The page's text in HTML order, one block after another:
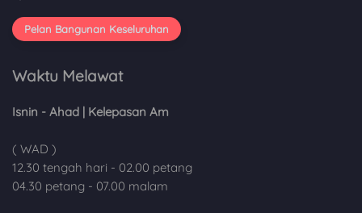
Pelan Bangunan Keseluruhan
Waktu Melawat
Isnin - Ahad | Kelepasan Am
( WAD )
12.30 tengah hari - 02.00 petang
04.30 petang - 07.00 malam